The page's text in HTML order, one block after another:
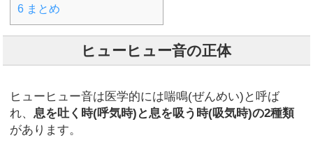
6 まとめ
ヒューヒュー音の正体
ヒューヒュー音は医学的には喘鳴(ぜんめい)と呼ば
れ、 息を吐く時(呼気時)と息を吸う時(吸気時)の2種類
があります。